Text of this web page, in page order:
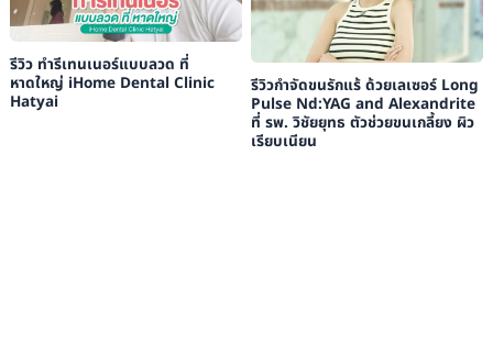
รีวิว ทำรีเทนเนอร์แบบลวด ที่
หาดใหญ่ iHome Dental Clinic
Hatyai
รีวิวกำจัดขนรักแร้ ด้วยเลเซอร์ Long
Pulse Nd:YAG and Alexandrite
ที่ รพ. วิชัยยุทธ ตัวช่วยขนเกลี้ยง ผิว
เรียบเนียน